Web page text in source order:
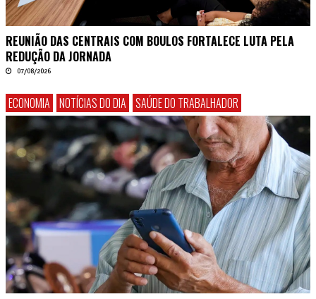
REUNIÃO DAS CENTRAIS COM BOULOS FORTALECE LUTA PELA
REDUÇÃO DA JORNADA
07/08/2026
ECONOMIA NOTÍCIAS DO DIA SAÚDE DO TRABALHADOR